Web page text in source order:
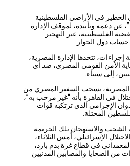
في الأراضي الفلسطينية
وتأييده، لموقف الإدارة
عبر التهجير
الجوار.
تتخذها الإدارة المصرية،
القومي المصري، ضد أي
سيناء.
بسحب السفير المصري من
القاهرة بأنه “غير مرحب به”،
الذي ترتكبه قوات
والاستهجان تلك الجريمة
أمس الثلاثاء،
في قطاع غزة بدم بارد،
والمصابين المدنيين